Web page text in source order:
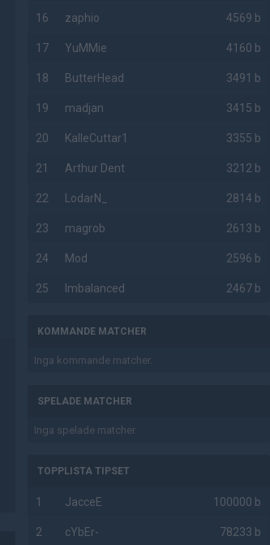
16 zaphio 4569 b
17 YuMMie 4160 b
18 ButterHead 3491 b
19 madjan 3415 b
20 KalleCuttar1 3355 b
21 Arthur Dent 3212 b
22 LodarN_ 2814 b
23 magrob 2613 b
24 Mod 2596 b
25 Imbalanced 2467 b
KOMMANDE MATCHER
Inga kommande matcher.
SPELADE MATCHER
Inga spelade matcher.
TOPPLISTA TIPSET
1 JacceE 100000 b
2 cYbEr- 78233 b